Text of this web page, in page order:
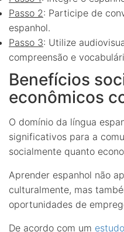
Passo 2: Participe de
espanhol.
Passo 3: Utilize
compreensão e
Benefícios
econômicos
O domínio da língua
significativos para a
socialmente quanto
Aprender espanhol não
culturalmente, mas
oportunidades de
De acordo com um